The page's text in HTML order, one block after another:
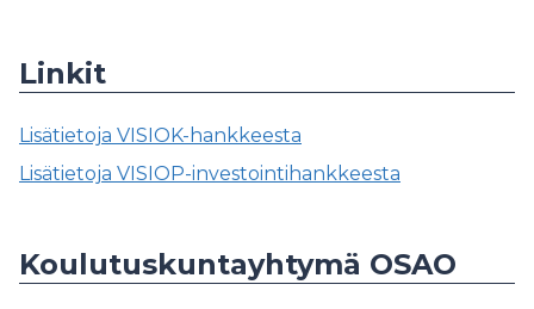
Linkit
Lisätietoja VISIOK-hankkeesta
Lisätietoja VISIOP-investointihankkeesta
Koulutuskuntayhtymä OSAO